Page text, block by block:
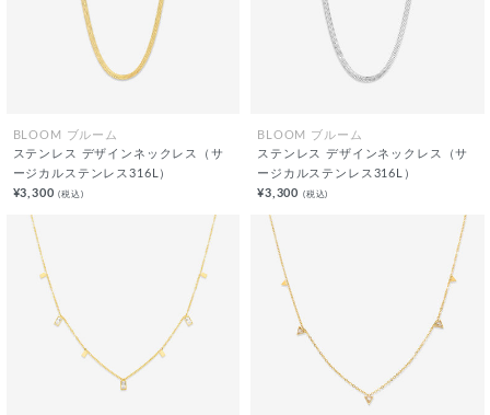
BLOOM ブルーム
ステンレス デザインネックレス（サ
ージカルステンレス316L）
¥3,300(税込)
BLOOM ブルーム
ステンレス デザインネックレス（サ
ージカルステンレス316L）
¥3,300 (税込)